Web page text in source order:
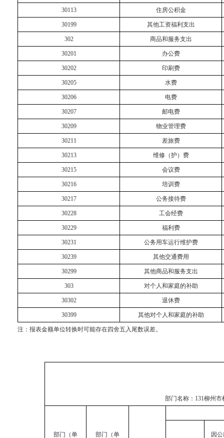
30113 住房公积金
30199 其他工资福利支出
302 商品和服务支出
30201 办公费
30202 印刷费
30205 水费
30206 电费
30207 邮电费
30209 物业管理费
30211 差旅费
30213 维修（护）费
30215 会议费
30216 培训费
30217 公务接待费
30228 工会经费
30229 福利费
30231 公务用车运行维护费
30239 其他交通费用
30299 其他商品和服务支出
303 对个人和家庭的补助
30302 退休费
30399 其他对个人和家庭的补助
注： 报表金额单位转换时可能存在四舍五入尾数误差。
部门名称： 131柳州
部门（单
部门（单
因